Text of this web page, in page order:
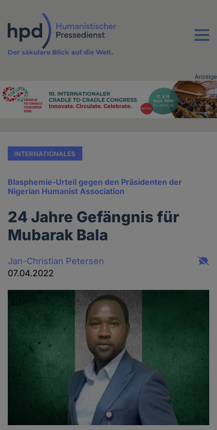
Inhalt
Menu
Der säkulare Blick auf die Welt.
Advertising
Anzeige
INTERNATIONALES
Blasphemie-Urteil gegen den Präsidenten der
Nigerian Humanist Association
24 Jahre Gefängnis für
Mubarak Bala
Jan-Christian Petersen
07.04.2022